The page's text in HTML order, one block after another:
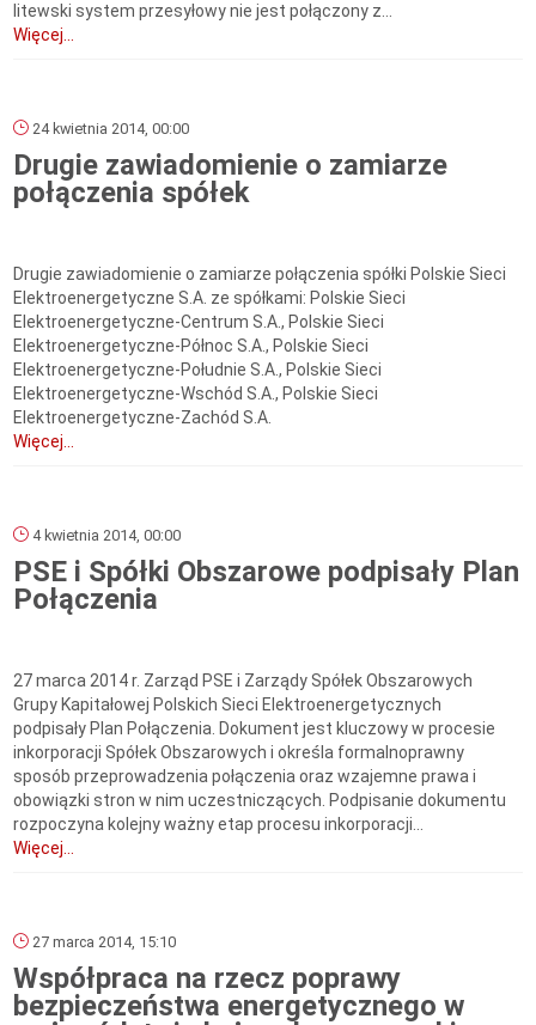
litewski system przesyłowy nie jest połączony z...
Więcej...
24 kwietnia 2014, 00:00
Drugie zawiadomienie o zamiarze
połączenia spółek
Drugie zawiadomienie o zamiarze połączenia spółki Polskie Sieci
Elektroenergetyczne S.A. ze spółkami: Polskie Sieci
Elektroenergetyczne-Centrum S.A., Polskie Sieci
Elektroenergetyczne-Północ S.A., Polskie Sieci
Elektroenergetyczne-Południe S.A., Polskie Sieci
Elektroenergetyczne-Wschód S.A., Polskie Sieci
Elektroenergetyczne-Zachód S.A.
Więcej...
4 kwietnia 2014, 00:00
PSE i Spółki Obszarowe podpisały Plan
Połączenia
27 marca 2014 r. Zarząd PSE i Zarządy Spółek Obszarowych
Grupy Kapitałowej Polskich Sieci Elektroenergetycznych
podpisały Plan Połączenia. Dokument jest kluczowy w procesie
inkorporacji Spółek Obszarowych i określa formalnoprawny
sposób przeprowadzenia połączenia oraz wzajemne prawa i
obowiązki stron w nim uczestniczących. Podpisanie dokumentu
rozpoczyna kolejny ważny etap procesu inkorporacji...
Więcej...
27 marca 2014, 15:10
Współpraca na rzecz poprawy
bezpieczeństwa energetycznego w